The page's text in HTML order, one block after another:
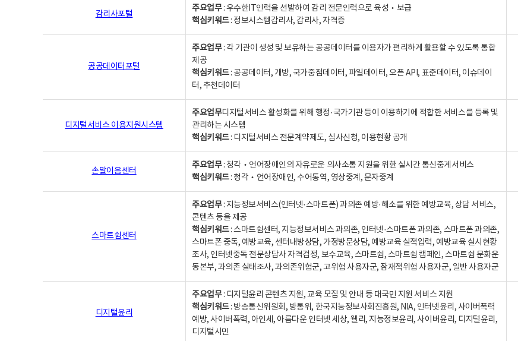
감리사포털
주요업무: 우수한IT인력을 선발하여 감리 전문인력으로 육성‧보급
핵심키워드: 정보시스템감리사, 감리사, 자격증
공공데이터포털
주요업무: 각 기관이 생성 및 보유하는 공공데이터를 이용자가 편리하게 활용할 수 있도록 통합
제공
핵심키워드: 공공데이터, 개방, 국가중점데이터, 파일데이터, 오픈 API, 표준데이터, 이슈데이
터, 추천데이터
디지털서비스 이용지원시스템
주요업무디지털서비스 활성화를 위해 행정·국가기관 등이 이용하기에 적합한 서비스를 등록 및
관리하는 시스템
핵심키워드: 디지털서비스 전문계약제도, 심사신청, 이용현황 공개
손말이음센터
주요업무: 청각‧언어장애인의 자유로운 의사소통 지원을 위한 실시간 통신중계서비스
핵심키워드: 청각‧언어장애인, 수어통역, 영상중계, 문자중계
스마트쉼센터
주요업무: 지능정보서비스(인터넷·스마트폰) 과의존 예방·해소를 위한 예방교육, 상담 서비스,
콘텐츠 등을 제공
핵심키워드: 스마트쉼센터, 지능정보서비스 과의존, 인터넷·스마트폰 과의존, 스마트폰 과의존,
스마트폰 중독, 예방교육, 센터내방상담, 가정방문상담, 예방교육 실적입력, 예방교육 실시현황
조사, 인터넷중독 전문상담사 자격검정, 보수교육, 스마트쉼, 스마트쉼 캠페인, 스마트쉼 문화운
동본부, 과의존 실태조사, 과의존위험군, 고위험 사용자군, 잠재적위험 사용자군, 일반 사용자군
디지털윤리
주요업무: 디지털윤리 콘텐츠 지원, 교육 모집 및 안내 등 대국민 지원 서비스 지원
핵심키워드: 방송통신위원회, 방통위, 한국지능정보사회진흥원, NIA, 인터넷윤리, 사이버폭력
예방, 사이버폭력, 아인세, 아름다운 인터넷 세상, 웰리, 지능정보윤리, 사이버윤리, 디지털윤리,
디지털시민